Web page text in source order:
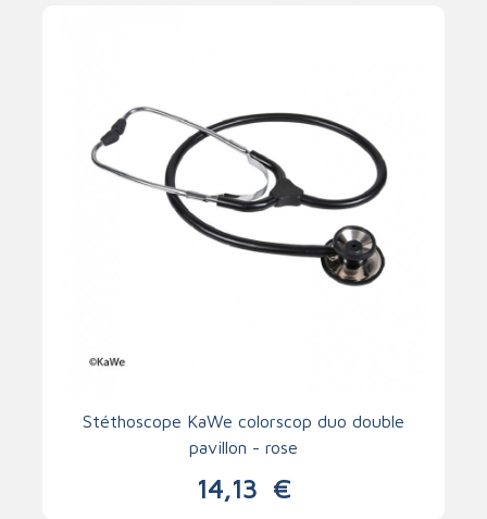
Stéthoscope KaWe colorscop duo double
pavillon - rose
14,13 €